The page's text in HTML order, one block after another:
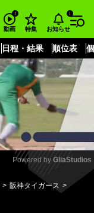
動画 特集 お知らせ
日程・結果 順位表
もっと見る
Mute
Powered by GliaStudios
阪神タイガース